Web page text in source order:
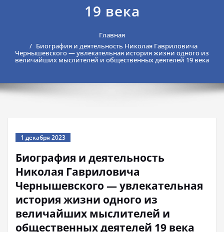
19 века
Главная
Биография и деятельность Николая Гавриловича
Чернышевского — увлекательная история жизни одного из
величайших мыслителей и общественных деятелей 19 века
1 декабря 2023
Биография и деятельность
Николая Гавриловича
Чернышевского — увлекательная
история жизни одного из
величайших мыслителей и
общественных деятелей 19 века